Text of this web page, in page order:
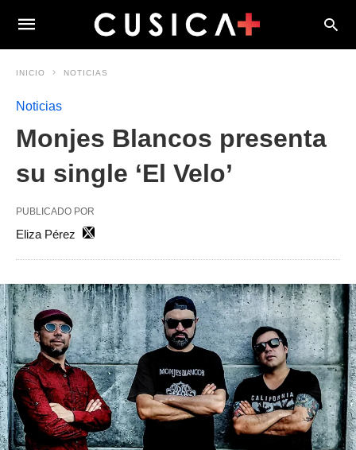
INICIO NOTICIAS
Noticias
Monjes Blancos presenta
su single ‘El Velo’
PUBLICADO POR
Eliza Pérez